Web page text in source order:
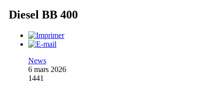
Diesel BB 400
News
6 mars 2026
1441